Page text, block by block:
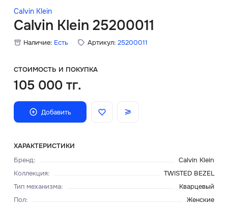
Calvin Klein
Calvin Klein 25200011
Наличие: Есть Артикул: 25200011
СТОИМОСТЬ И ПОКУПКА
105 000 тг.
Добавить
ХАРАКТЕРИСТИКИ
Бренд:
Calvin Klein
Коллекция:
TWISTED BEZEL
Тип механизма:
Кварцевый
Пол:
Женские
Главная
О нас